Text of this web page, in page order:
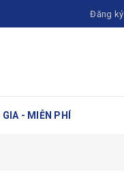
Đăng ký
- MIỄN PHÍ